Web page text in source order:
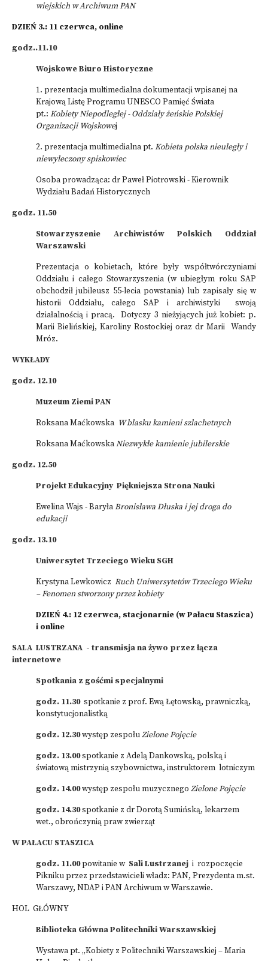
wiejskich w Archiwum PAN
DZIEŃ 3.: 11 czerwca, online
godz..11.10
Wojskowe Biuro Historyczne
1. prezentacja multimedialna dokumentacji wpisanej na
Krajową Listę Programu UNESCO Pamięć Świata
pt.: Kobiety Niepodległej - Oddziały żeńskie Polskiej
Organizacji Wojskowej
2. prezentacja multimedialna pt. Kobieta polska nieuległy i
niewyleczony spiskowiec
Osoba prowadząca: dr Paweł Piotrowski - Kierownik
Wydziału Badań Historycznych
godz. 11.50
Stowarzyszenie Archiwistów Polskich Oddział
Warszawski
Prezentacja o kobietach, które były współtwórczyniami
Oddziału i całego Stowarzyszenia (w ubiegłym roku SAP
obchodził jubileusz 55-lecia powstania) lub zapisały się w
historii Oddziału, całego SAP i archiwistyki swoją
działalnością i pracą. Dotyczy 3 nieżyjących już kobiet: p.
Marii Bielińskiej, Karoliny Rostockiej oraz dr Marii Wandy
Mróz.
WYKŁADY
godz. 12.10
Muzeum Ziemi PAN
Roksana Maćkowska W blasku kamieni szlachetnych
Roksana MaćkowskaNiezwykłe kamienie jubilerskie
godz. 12.50
Projekt Edukacyjny Piękniejsza Strona Nauki
Ewelina Wajs - BaryłaBronisława Dłuska i jej droga do
edukacji
godz. 13.10
Uniwersytet Trzeciego Wieku SGH
Krystyna Lewkowicz Ruch Uniwersytetów Trzeciego Wieku
– Fenomen stworzony przez kobiety
DZIEŃ 4.: 12 czerwca, stacjonarnie (w Pałacu Staszica)
i online
SALA LUSTRZANA - transmisja na żywo przez łącza
internetowe
Spotkania z gośćmi specjalnymi
godz. 11.30spotkanie z prof. Ewą Łętowską, prawniczką,
konstytucjonalistką
godz. 12.30występ zespołuZielone Pojęcie
godz. 13.00spotkanie z Adelą Dankowską, polską i
światową mistrzynią szybownictwa, instruktorem lotniczym
godz. 14.00występ zespołu muzycznego Zielone Pojęcie
godz. 14.30spotkanie z dr Dorotą Sumińską, lekarzem
wet., obrończynią praw zwierząt
W PAŁACU STASZICA
godz. 11.00powitanie wSali Lustrzanej i rozpoczęcie
Pikniku przez przedstawicieli władz: PAN, Prezydenta m.st.
Warszawy, NDAP i PAN Archiwum w Warszawie.
HOL GŁÓWNY
Biblioteka Główna Politechniki Warszawskiej
Wystawa pt. „Kobiety z Politechniki Warszawskiej – Maria